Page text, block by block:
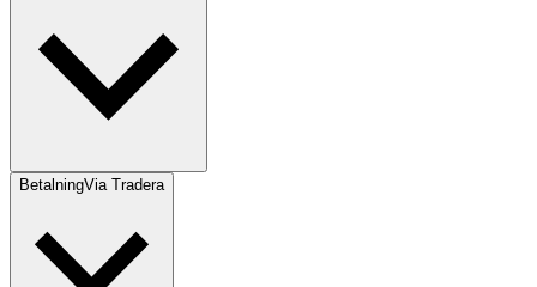
BetalningVia Tradera